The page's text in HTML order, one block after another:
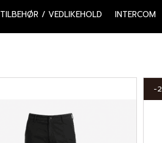
TILBEHØR / VEDLIKEHOLD INTERCOM
-